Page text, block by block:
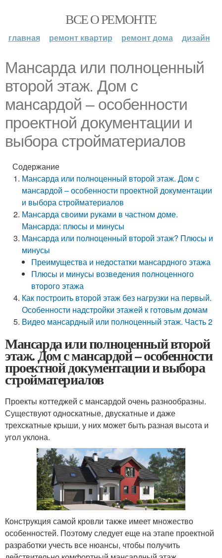
ВСЕ О РЕМОНТЕ
главная ремонт квартир ремонт дома дизайн
Мансарда или полноценный
второй этаж. Дом с
мансардой – особенности
проектной документации и
выбора стройматериалов
Содержание
Мансарда или полноценный второй этаж. Дом с
мансардой – особенности проектной документации
и выбора стройматериалов
Мансарда своими руками в частном доме.
Мансарда: плюсы и минусы
Мансарда или полноценный второй этаж? Плюсы и
минусы
Преимущества и недостатки мансардного этажа
Плюсы и минусы возведения полноценного
второго этажа
Как построить второй этаж без нагрузки на первый.
Особенности надстройки этажей к готовым домам
Видео мансардный или полноценный этаж. Часть 2
Мансарда или полноценный второй
этаж. Дом с мансардой – особенности
проектной документации и выбора
стройматериалов
Проекты коттеджей с мансардой очень разнообразны.
Существуют односкатные, двускатные и даже
трехскатные крыши, у них может быть разная высота и
угол уклона.
Конструкция самой кровли также имеет множество
особенностей. Поэтому следует еще на этапе проектной
разработки учесть все нюансы, чтобы получить